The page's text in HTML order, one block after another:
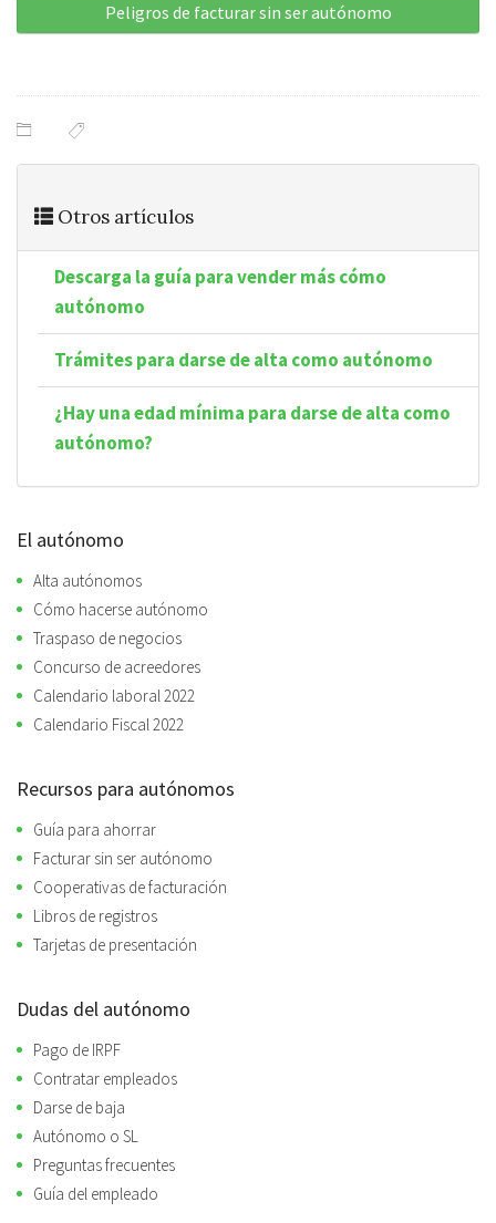
Peligros de facturar sin ser autónomo
Otros artículos
Descarga la guía para vender más cómo
autónomo
Trámites para darse de alta como autónomo
¿Hay una edad mínima para darse de alta como
autónomo?
El autónomo
Alta autónomos
Cómo hacerse autónomo
Traspaso de negocios
Concurso de acreedores
Calendario laboral 2022
Calendario Fiscal 2022
Recursos para autónomos
Guía para ahorrar
Facturar sin ser autónomo
Cooperativas de facturación
Libros de registros
Tarjetas de presentación
Dudas del autónomo
Pago de IRPF
Contratar empleados
Darse de baja
Autónomo o SL
Preguntas frecuentes
Guía del empleado